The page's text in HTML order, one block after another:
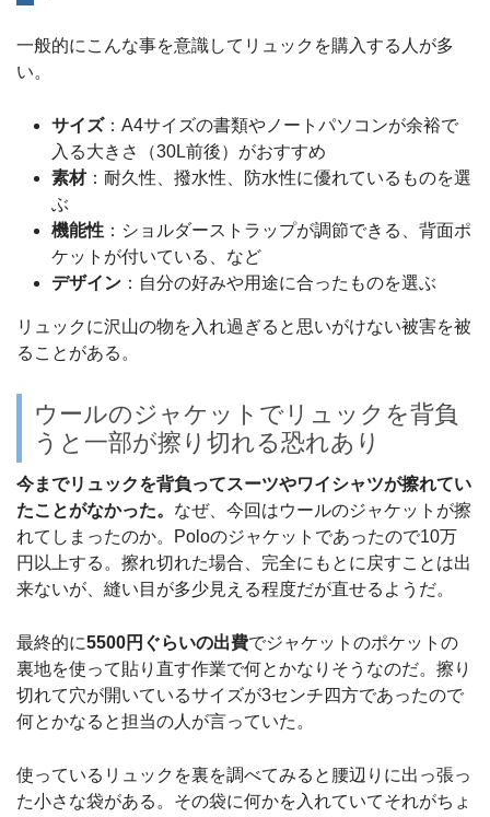
一般的にこんな事を意識してリュックを購入する人が多
い。
サイズ：A4サイズの書類やノートパソコンが余裕で
入る大きさ（30L前後）がおすすめ
素材：耐久性、撥水性、防水性に優れているものを選
ぶ
機能性 ：ショルダーストラップが調節できる、背面ポ
ケットが付いている、など
デザイン ：自分の好みや用途に合ったものを選ぶ
リュックに沢山の物を入れ過ぎると思いがけない被害を被
ることがある。
ウールのジャケットでリュックを背負
うと一部が擦り切れる恐れあり
今までリュックを背負ってスーツやワイシャツが擦れてい
たことがなかった。 なぜ、今回はウールのジャケットが擦
れてしまったのか。Poloのジャケットであったので10万
円以上する。擦れ切れた場合、完全にもとに戻すことは出
来ないが、縫い目が多少見える程度だが直せるようだ。
最終的に5500円ぐらいの出費でジャケットのポケットの
裏地を使って貼り直す作業で何とかなりそうなのだ。擦り
切れて穴が開いているサイズが3センチ四方であったので
何とかなると担当の人が言っていた。
使っているリュックを裏を調べてみると腰辺りに出っ張っ
た小さな袋がある。その袋に何かを入れていてそれがちょ